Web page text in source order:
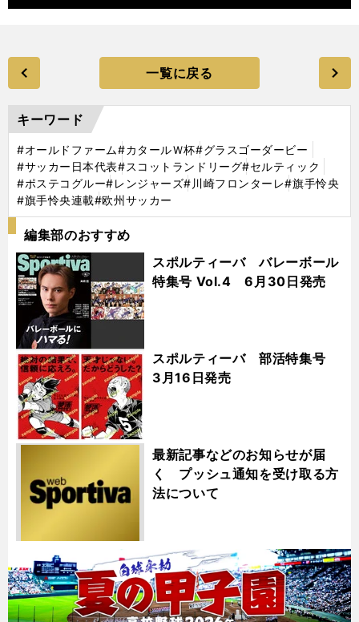
一覧に戻る
キーワード
#オールドファーム#カタールＷ杯#グラスゴーダービー
#サッカー日本代表#スコットランドリーグ#セルティック
#ポステコグルー#レンジャーズ#川崎フロンターレ#旗手怜央
#旗手怜央連載#欧州サッカー
編集部のおすすめ
スポルティーバ バレーボール
特集号 Vol.4 6月30日発売
スポルティーバ 部活特集号
3月16日発売
最新記事などのお知らせが届
く プッシュ通知を受け取る方
法について